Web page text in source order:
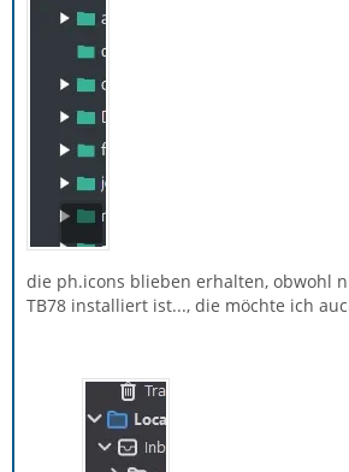
die ph.icons blieben erhalten, obwohl
TB78 installiert ist..., die möchte ich